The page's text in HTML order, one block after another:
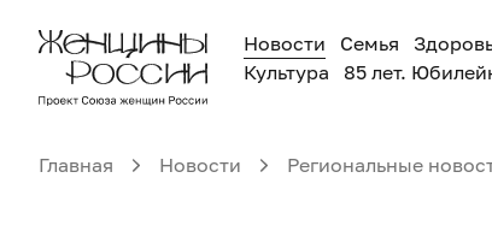
Новости Семья
Культура
85 лет.
Главная Новости Региональные